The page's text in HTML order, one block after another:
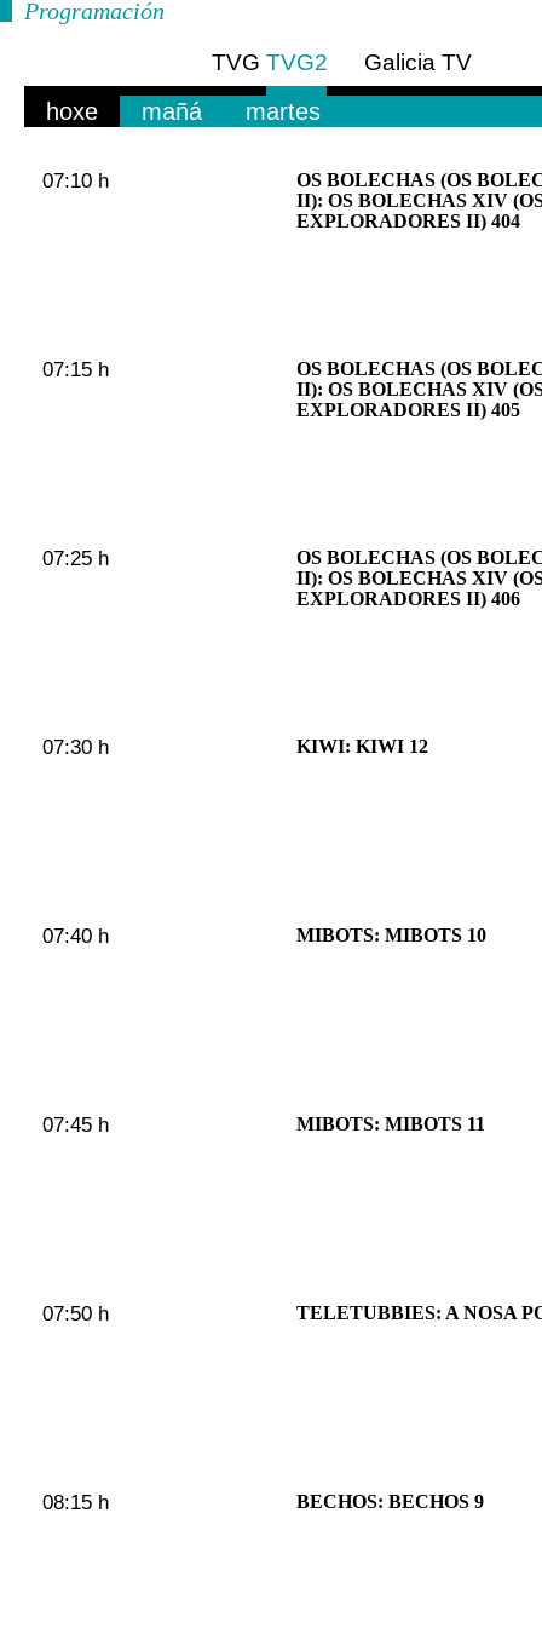
Programación
TVG TVG2
Galicia TV
hoxe mañá martes
07:10 h
OS BOLECHAS (OS
II): OS BOLECHAS XIV
EXPLORADORES II) 404
07:15 h
OS BOLECHAS (OS
II): OS BOLECHAS XIV
EXPLORADORES II) 405
07:25 h
OS BOLECHAS (OS
II): OS BOLECHAS XIV
EXPLORADORES II) 406
07:30 h KIWI: KIWI 12
07:40 h MIBOTS: MIBOTS 10
07:45 h MIBOTS: MIBOTS 11
07:50 h TELETUBBIES: A NOSA
08:15 h BECHOS: BECHOS 9